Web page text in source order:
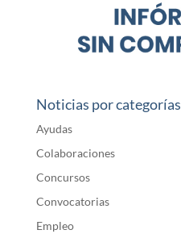
Noticias por categorías
Ayudas
Colaboraciones
Concursos
Convocatorias
Empleo